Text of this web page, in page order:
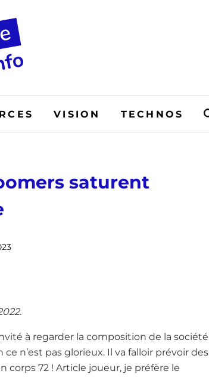
VISION TECHNOS
saturent
à regarder la composition de la société
n’est pas glorieux. Il va falloir prévoir des
corps 72 ! Article joueur, je préfère le